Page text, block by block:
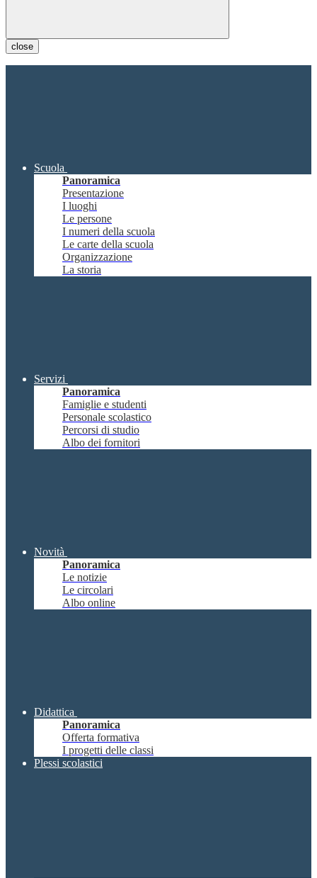
close
Scuola
Panoramica
Presentazione
I luoghi
Le persone
I numeri della scuola
Le carte della scuola
Organizzazione
La storia
Servizi
Panoramica
Famiglie e studenti
Personale scolastico
Percorsi di studio
Albo dei fornitori
Novità
Panoramica
Le notizie
Le circolari
Albo online
Didattica
Panoramica
Offerta formativa
I progetti delle classi
Plessi scolastici